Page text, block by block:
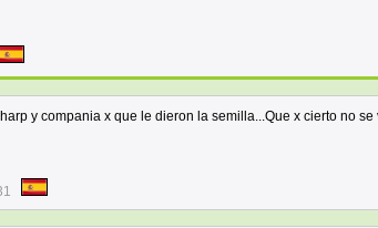
y compania x que le dieron la semilla...Que x cierto no se